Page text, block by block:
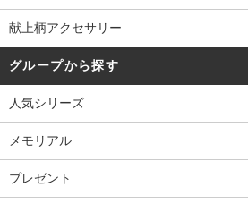
献上柄アクセサリー
グループから探す
人気シリーズ
メモリアル
プレゼント